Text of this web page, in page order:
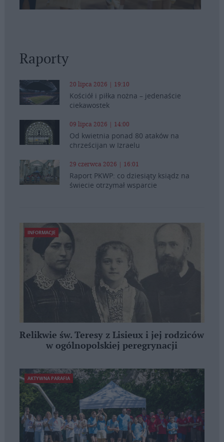
Raporty
20 lipca 2026 | 19:10
Kościół i piłka nożna – jedenaście
ciekawostek
09 lipca 2026 | 14:00
Od kwietnia ponad 80 ataków na
chrześcijan w Izraelu
29 czerwca 2026 | 16:01
Raport PKWP: co dziesiąty ksiądz na
świecie otrzymał wsparcie
INFORMACJE
Relikwie św. Teresy z Lisieux i jej rodziców
w ogólnopolskiej peregrynacji
AKTYWNA PARAFIA